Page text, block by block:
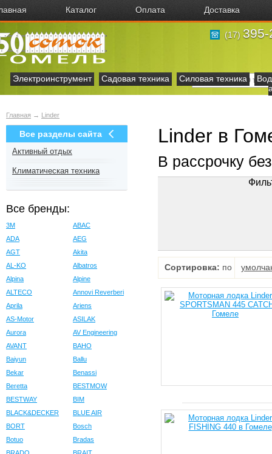
Каталог Оплата Доставка
(17) 395-
Электроинструмент Садовая техника Силовая техника
Главная → Linder
Все разделы сайта
Активный отдых
Климатическая техника
Все бренды:
3M
ABAC
ADA
AEG
AGT
Akita
AL-KO
Albatros
Alpina
Alpine
ALTECO
Annovi Reverberi
Aprila
Ariens
AS-Motor
ASILAK
Aurora
AV Engineering
AVANT
BAHO
Baiyun
Ballu
Bekar
Benassi
Beretta
BESTMOW
BESTWAY
BIM
BLACK&DECKER
BLUE AIR
BORT
Bosch
Botuo
Bradas
Linder в
В рассрочку
Сортировка: по